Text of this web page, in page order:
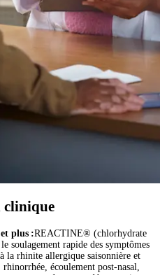
plus :REACTINE® (chlorhydrate
soulagement rapide des symptômes
la rhinite allergique saisonnière et
écoulement post-nasal,